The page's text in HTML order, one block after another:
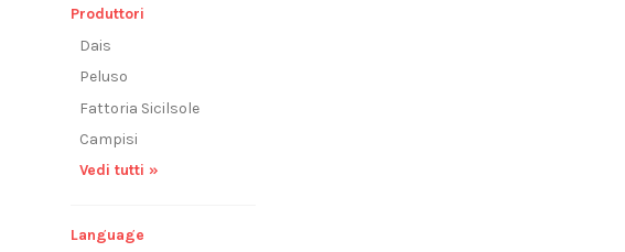
Produttori
Dais
Peluso
Fattoria Sicilsole
Campisi
Vedi tutti »
Language